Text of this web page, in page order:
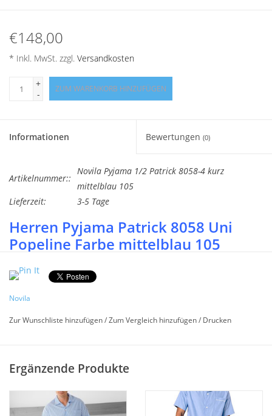
Tel.0049(0)7322-919376
Blog-Aktuelles
€148,00
* Inkl. MwSt. zzgl. Versandkosten
+
-
ZUM WARENKORB HINZUFÜGEN
Informationen Bewertungen (0)
Artikelnummer::
Novila Pyjama 1/2 Patrick 8058-4 kurz
mittelblau 105
Lieferzeit:
3-5 Tage
Herren Pyjama Patrick 8058 Uni
Popeline Farbe mittelblau 105
Ausführung 1/2 mit kurzer Hose und kurzen Ärm
Bequemer Schlafanzug für Männer. Klassischer Schnitt und
aus hochwertigem Baumwoll Popeline Fil a Fil Gewebe Uni
Paspellierung an Kragen und Brusttasche versehen. Die
verstellbaren Knöpfe an der Hose und der softweiche Novila
Bund innen machen diesen Pyjama besonders bequem und
angenehm zu tragen.
Novila
Zur Wunschliste hinzufügen/Zum Vergleich hinzufügen/ Drucken
Ergänzende Produkte